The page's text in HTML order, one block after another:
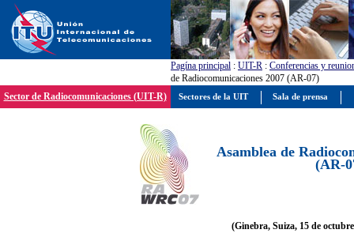
Pagína principal : UIT-R : Conferencias y
de Radiocomunicaciones 2007 (AR-07)
Sector de Radiocomunicaciones (UIT-R)
Asamblea de
(AR-
(Ginebra, Suiza, 15 de
Sectores de la UIT Sala de prensa